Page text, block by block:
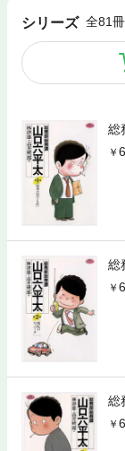
シリーズ 全81冊
総
総
総